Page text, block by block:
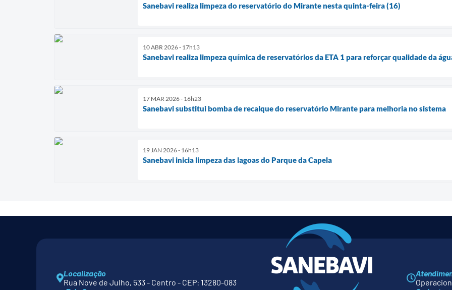
Sanebavi realiza limpeza do reservatório do Mirante nesta quinta-feira (16)
10 ABR 2026 - 17h13
Sanebavi realiza limpeza química de reservatórios da ETA 1 para reforçar qualidade da
17 MAR 2026 - 16h23
Sanebavi substitui bomba de recalque do reservatório Mirante para melhoria no sistema
19 JAN 2026 - 16h13
Sanebavi inicia limpeza das lagoas do Parque da Capela
Localização
Rua Nove de Julho, 533 - Centro - CEP: 13280-083